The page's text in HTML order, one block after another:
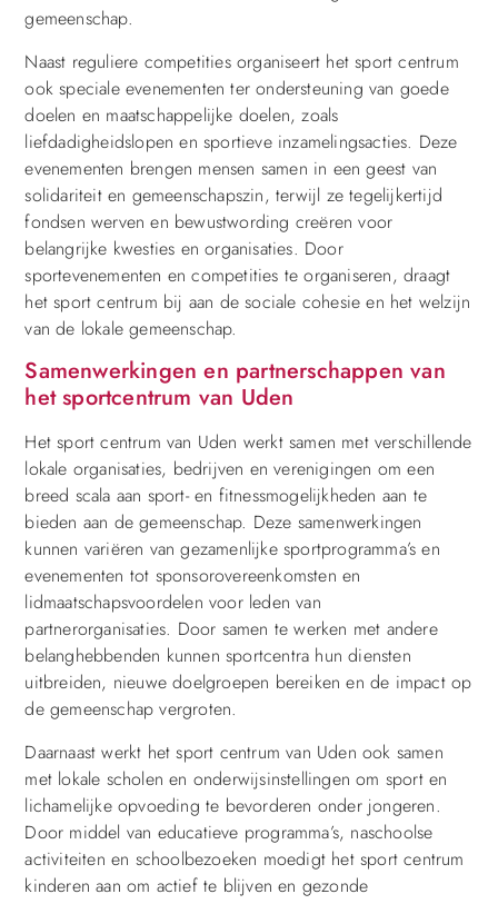
gemeenschap.
Naast reguliere competities organiseert het sport centrum
ook speciale evenementen ter ondersteuning van goede
doelen en maatschappelijke doelen, zoals
liefdadigheidslopen en sportieve inzamelingsacties. Deze
evenementen brengen mensen samen in een geest van
solidariteit en gemeenschapszin, terwijl ze tegelijkertijd
fondsen werven en bewustwording creëren voor
belangrijke kwesties en organisaties. Door
sportevenementen en competities te organiseren, draagt
het sport centrum bij aan de sociale cohesie en het welzijn
van de lokale gemeenschap.
Samenwerkingen en partnerschappen van
het sportcentrum van Uden
Het sport centrum van Uden werkt samen met verschillende
lokale organisaties, bedrijven en verenigingen om een
breed scala aan sport- en fitnessmogelijkheden aan te
bieden aan de gemeenschap. Deze samenwerkingen
kunnen variëren van gezamenlijke sportprogramma’s en
evenementen tot sponsorovereenkomsten en
lidmaatschapsvoordelen voor leden van
partnerorganisaties. Door samen te werken met andere
belanghebbenden kunnen sportcentra hun diensten
uitbreiden, nieuwe doelgroepen bereiken en de impact op
de gemeenschap vergroten.
Daarnaast werkt het sport centrum van Uden ook samen
met lokale scholen en onderwijsinstellingen om sport en
lichamelijke opvoeding te bevorderen onder jongeren.
Door middel van educatieve programma’s, naschoolse
activiteiten en schoolbezoeken moedigt het sport centrum
kinderen aan om actief te blijven en gezonde